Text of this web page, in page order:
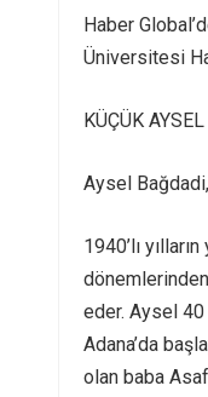
Haber
Üniversitesi
KÜÇÜK
Aysel
1940’lı
dönemlerinden
eder. Aysel 40
Adana’da
olan baba